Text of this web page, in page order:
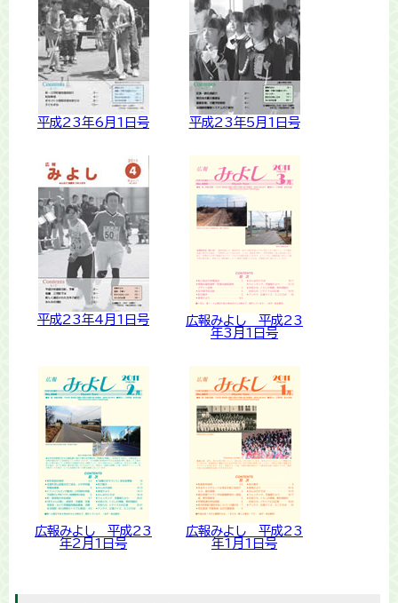
平成23年6月1日号 平成23年5月1日号
平成23年4月1日号
広報みよし 平成23
年3月1日号
広報みよし 平成23
年2月1日号
広報みよし 平成23
年1月1日号